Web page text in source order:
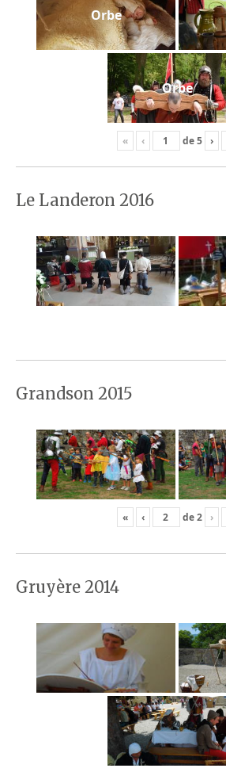
Orbe
Orbe
« ‹ de5 ›
Le Landeron 2016
Grandson 2015
« ‹ de2 ›
Gruyère 2014